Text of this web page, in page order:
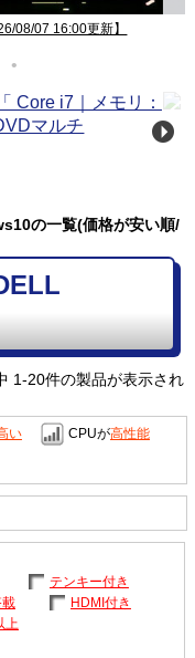
08/07 16:00更新】
の一覧(価格が安い順/
1-20件の製品が表示され
い CPUが高性能
テンキー付き
HDMI付き
上